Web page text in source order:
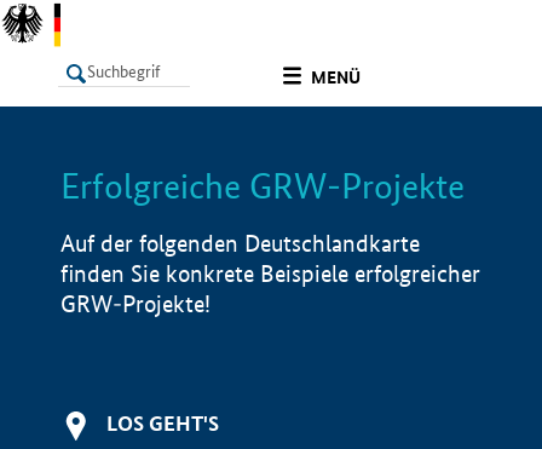
MENÜ
LISTE Info
Erfolgreiche GRW-Projekte
Auf der folgenden Deutschlandkarte
finden Sie konkrete Beispiele erfolgreicher
GRW-Projekte!
LOS GEHT'S